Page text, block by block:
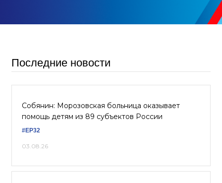
Последние новости
Собянин: Морозовская больница оказывает
помощь детям из 89 субъектов России
#ЕР32
03.08.26